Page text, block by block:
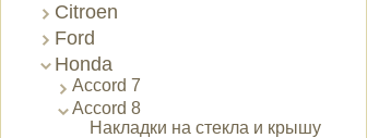
Citroen
Ford
Honda
Accord 7
Accord 8
Накладки на стекла и крышу